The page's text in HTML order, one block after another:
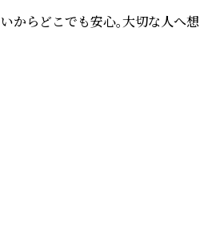
らどこでも安心。大切な人へ